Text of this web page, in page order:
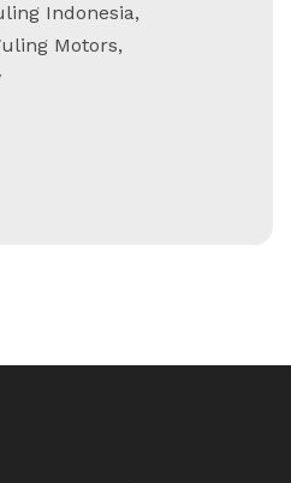
Indonesia,
Motors,